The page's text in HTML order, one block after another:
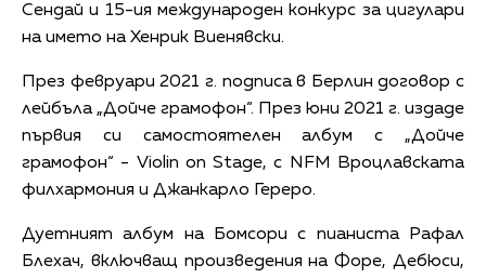
Сендай и 15-ия международен конкурс за цигулари
на името на Хенрик Виенявски.
През февруари 2021 г. подписа в Берлин договор с
лейбъла „Дойче грамофон“. През юни 2021 г. издаде
първия си самостоятелен албум с „Дойче
грамофон“ - Violin on Stage, с NFM Вроцлавската
филхармония и Джанкарло Гереро.
Дуетният албум на Бомсори с пианиста Рафал
Блехач, включващ произведения на Форе, Дебюси,